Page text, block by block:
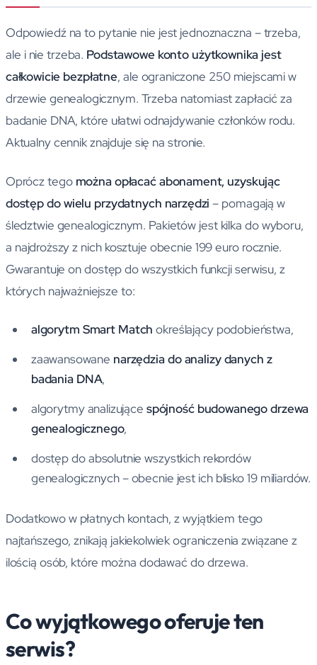
Odpowiedź na to pytanie nie jest jednoznaczna – trzeba,
ale i nie trzeba. Podstawowe konto użytkownika jest
całkowicie bezpłatne, ale ograniczone 250 miejscami w
drzewie genealogicznym. Trzeba natomiast zapłacić za
badanie DNA, które ułatwi odnajdywanie członków rodu.
Aktualny cennik znajduje się na stronie.
Oprócz tego można opłacać abonament, uzyskując
dostęp do wielu przydatnych narzędzi – pomagają w
śledztwie genealogicznym. Pakietów jest kilka do wyboru,
a najdroższy z nich kosztuje obecnie 199 euro rocznie.
Gwarantuje on dostęp do wszystkich funkcji serwisu, z
których najważniejsze to:
algorytm Smart Match określający podobieństwa,
zaawansowane narzędzia do analizy danych z
badania DNA,
algorytmy analizujące spójność budowanego drzewa
genealogicznego,
dostęp do absolutnie wszystkich rekordów
genealogicznych – obecnie jest ich blisko 19 miliardów.
Dodatkowo w płatnych kontach, z wyjątkiem tego
najtańszego, znikają jakiekolwiek ograniczenia związane z
ilością osób, które można dodawać do drzewa.
Co wyjątkowego oferuje ten
serwis?